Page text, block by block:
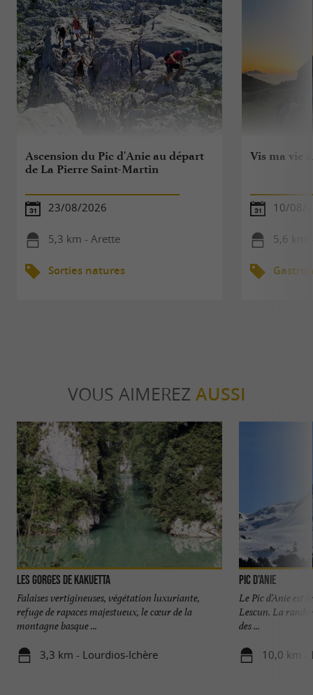
Ascension du Pic d'Anie au départ
de La Pierre Saint-Martin
23/08/2026
5,3 km - Arette
Sorties natures
Vis ma vie
10/08/
5,6 km
VOUS AIMEREZ AUSSI
Les Gorges de Kakuetta
Falaises vertigineuses, végétation luxuriante,
refuge de rapaces majestueux, le cœur de la
montagne basque ...
3,3 km - Lourdios-Ichère
Pic d’Anie
Le Pic d’Anie est
Lescun. La
des ...
10,0 km -